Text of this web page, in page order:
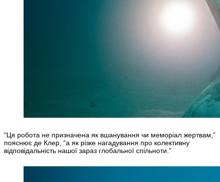
“Ця робота не призначена як вшанування чи меморіал жертвам,”
пояснює де Клер, “а як різке нагадування про колективну
відповідальність нашої зараз глобальної спільноти.”